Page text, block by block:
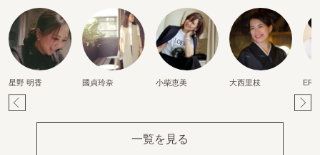
星野 明香 國貞玲奈 小柴恵美 大西里枝 ERI
一覧を見る